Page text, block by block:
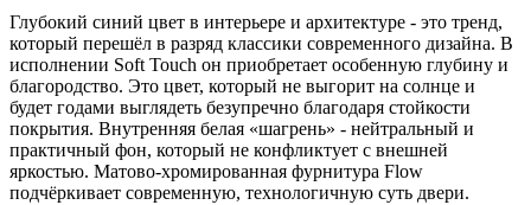
Глубокий синий цвет в интерьере и архитектуре - это тренд,
который перешёл в разряд классики современного дизайна. В
исполнении Soft Touch он приобретает особенную глубину и
благородство. Это цвет, который не выгорит на солнце и
будет годами выглядеть безупречно благодаря стойкости
покрытия. Внутренняя белая «шагрень» - нейтральный и
практичный фон, который не конфликтует с внешней
яркостью. Матово-хромированная фурнитура Flow
подчёркивает современную, технологичную суть двери.